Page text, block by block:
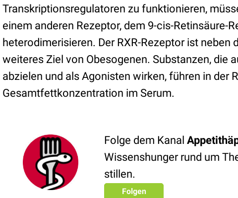
Transkriptionsregulatoren zu funktionieren,
einem anderen Rezeptor, dem 9-cis-Retinsäure-
heterodimerisieren. Der RXR-Rezeptor ist neben
weiteres Ziel von Obesogenen. Substanzen, die
abzielen und als Agonisten wirken, führen in der
Gesamtfettkonzentration im Serum.
Folge dem Kanal
Wissenshunger rund um
stillen.
Folgen